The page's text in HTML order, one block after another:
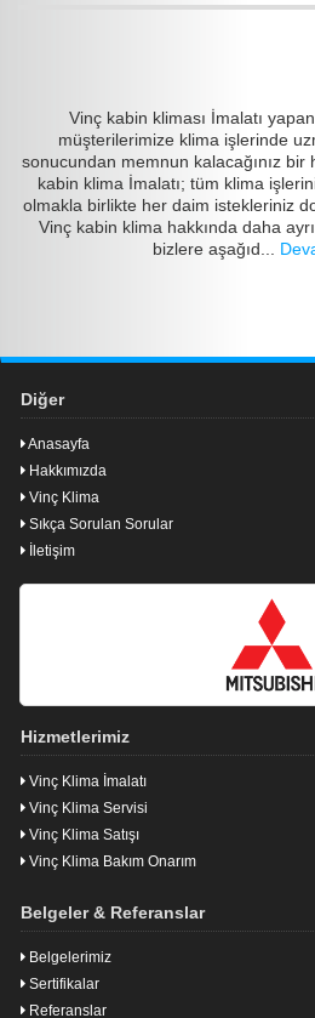
Vinç kabin kliması İmalatı
müşterilerimize klima işlerinde
sonucundan memnun kalacağınız
kabin klima İmalatı; tüm klima
olmakla birlikte her daim istekleriniz
Vinç kabin klima hakkında daha
bizlere aşağıd...
Diğer
Anasayfa
Hakkımızda
Vinç Klima
Sıkça Sorulan Sorular
İletişim
Hizmetlerimiz
Vinç Klima İmalatı
Vinç Klima Servisi
Vinç Klima Satışı
Vinç Klima Bakım Onarım
Belgeler & Referanslar
Belgelerimiz
Sertifikalar
Referanslar